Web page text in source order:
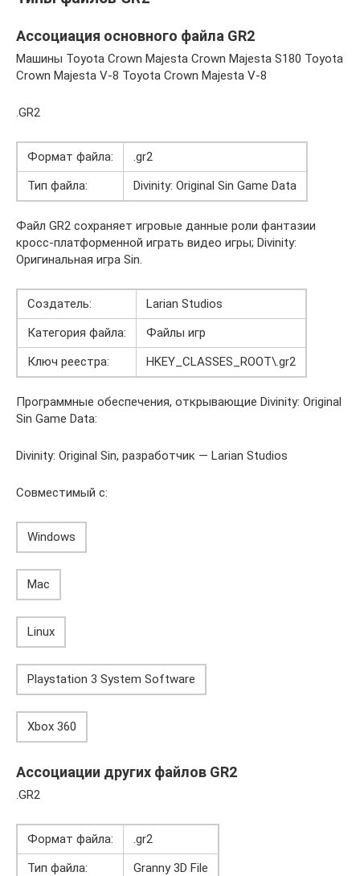
Ассоциация основного файла GR2
Машины Toyota Crown Majesta Crown Majesta S180 Toyota
Crown Majesta V-8 Toyota Crown Majesta V-8
.GR2
Формат файла:
.gr2
Тип файла:
Divinity: Original Sin Game Data
Файл GR2 сохраняет игровые данные роли фантазии
кросс-платформенной играть видео игры; Divinity:
Оригинальная игра Sin.
Создатель:
Larian Studios
Категория файла:
Файлы игр
Ключ реестра:
HKEY_CLASSES_ROOT\.gr2
Программные обеспечения, открывающие Divinity: Original
Sin Game Data:
Divinity: Original Sin, разработчик — Larian Studios
Совместимый с:
Windows
Mac
Linux
Playstation 3 System Software
Xbox 360
Ассоциации других файлов GR2
.GR2
Формат файла:
.gr2
Тип файла:
Granny 3D File